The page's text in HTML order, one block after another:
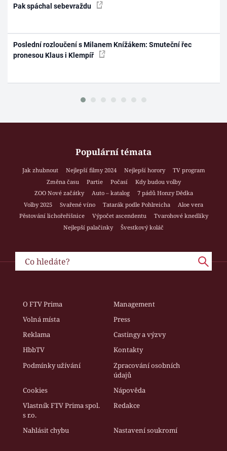
Pak spáchal sebevraždu
Poslední rozloučení s Milanem Knížákem: Smuteční řec
pronesou Klaus i Klempíř
Populární témata
Jak zhubnout Nejlepší filmy 2024 Nejlepší horory
TV program
Změna času
Partie Počasí
Kdy budou volby
ZOO Nové začátky
Auto – katalog
7 pádů Honzy Dědka
Volby 2025
Svařené víno Tatarák podle Pohlreicha
Aloe vera
Pěstování lichořeřišnice
Výpočet ascendentu
Tvarohové knedlíky
Nejlepší palačinky
Švestkový koláč
O FTV Prima
Management
Volná místa
Press
Reklama
Castingy a výzvy
HbbTV
Kontakty
Podmínky užívání
Zpracování osobních
údajů
Cookies
Nápověda
Vlastník FTV Prima spol.
s r.o.
Redakce
Nahlásit chybu Nastavení soukromí